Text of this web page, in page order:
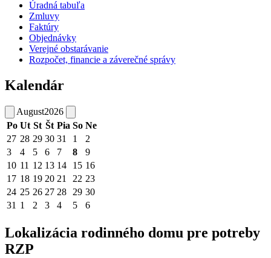
Úradná tabuľa
Zmluvy
Faktúry
Objednávky
Verejné obstarávanie
Rozpočet, financie a záverečné správy
Kalendár
August2026
Po Ut St Št Pia So Ne
27 28 29 30 31 1
2
3
4 5 6 7 8
9
10 11 12 13 14 15 16
17 18 19 20 21 22 23
24 25 26 27 28 29 30
31 1 2 3 4 5 6
Lokalizácia rodinného domu pre potreby
RZP